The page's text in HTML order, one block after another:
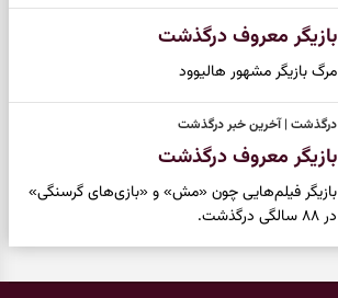
بازیگر معروف درگذشت
مرگ بازیگر مشهور هالیوود
درگذشت | آخرین خبر درگذشت
بازیگر معروف درگذشت
بازیگر فیلم‌هایی چون «مش» و «بازی‌های گرسنگی»
در ۸۸ سالگی درگذشت.